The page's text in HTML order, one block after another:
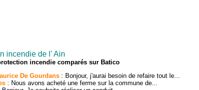
incendie de l' Ain
incendie comparés sur Batico
De Gourdans : Bonjour, j'aurai besoin de refaire tout le...
: Nous avons acheté une ferme sur la commune de...